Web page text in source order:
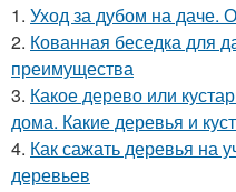
1. Уход за дубом на даче.
2. Кованная беседка для
преимущества
3. Какое дерево или
дома. Какие деревья и
4. Как сажать деревья на
деревьев